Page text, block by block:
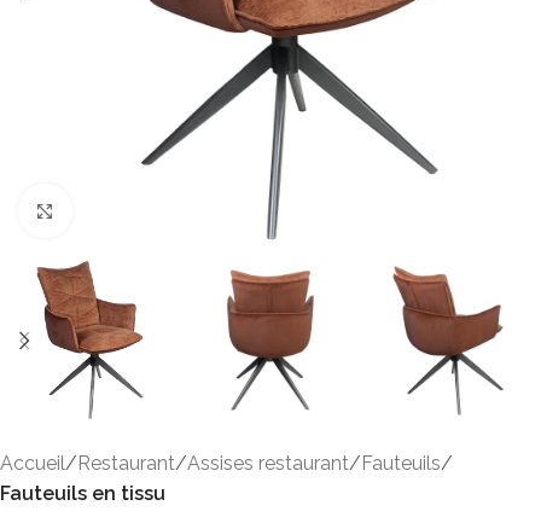
Accueil Restaurant Assises restaurant
Fauteuils
Fauteuils en tissu